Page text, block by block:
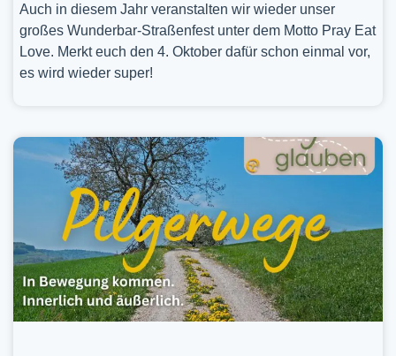
Auch in diesem Jahr veranstalten wir wieder unser
großes Wunderbar-Straßenfest unter dem Motto Pray Eat
Love. Merkt euch den 4. Oktober dafür schon einmal vor,
es wird wieder super!